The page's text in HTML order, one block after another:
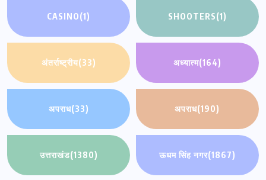
CASINO(1) SHOOTERS(1)
अंतर्राष्ट्रीय(33) अध्यात्म(164)
अपराध(33) अपराध(190)
उत्तराखंड(1380) ऊधम सिंह नगर(1867)